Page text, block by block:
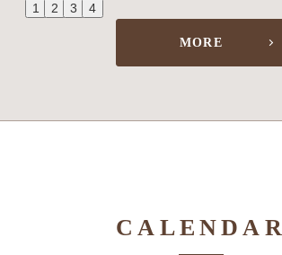
1 2 3 4
MORE
CALENDAR